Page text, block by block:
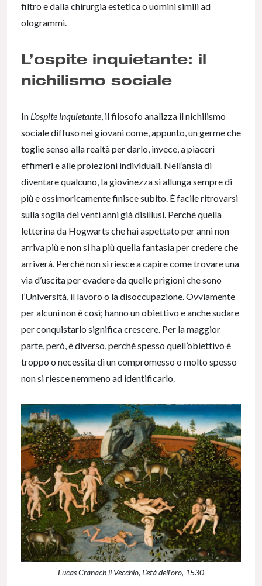
filtro e dalla chirurgia estetica o uomini simili ad
ologrammi.
L’ospite inquietante: il
nichilismo sociale
In L’ospite inquietante, il filosofo analizza il nichilismo
sociale diffuso nei giovani come, appunto, un germe che
toglie senso alla realtà per darlo, invece, a piaceri
effimeri e alle proiezioni individuali. Nell’ansia di
diventare qualcuno, la giovinezza si allunga sempre di
più e ossimoricamente finisce subito. È facile ritrovarsi
sulla soglia dei venti anni già disillusi. Perché quella
letterina da Hogwarts che hai aspettato per anni non
arriva più e non si ha più quella fantasia per credere che
arriverà. Perché non si riesce a capire come trovare una
via d’uscita per evadere da quelle prigioni che sono
l’Università, il lavoro o la disoccupazione. Ovviamente
per alcuni non è così; hanno un obiettivo e anche sudare
per conquistarlo significa crescere. Per la maggior
parte, però, è diverso, perché spesso quell’obiettivo è
troppo o necessita di un compromesso o molto spesso
non si riesce nemmeno ad identificarlo.
Lucas Cranach il Vecchio, L’età dell’oro, 1530